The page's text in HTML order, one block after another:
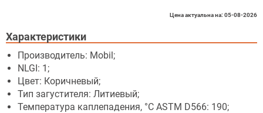
Цена актуальна на: 05-08-2026
Характеристики
Производитель: Mobil;
NLGI: 1;
Цвет: Коричневый;
Тип загустителя: Литиевый;
Температура каплепадения, °C ASTM D566: 190;